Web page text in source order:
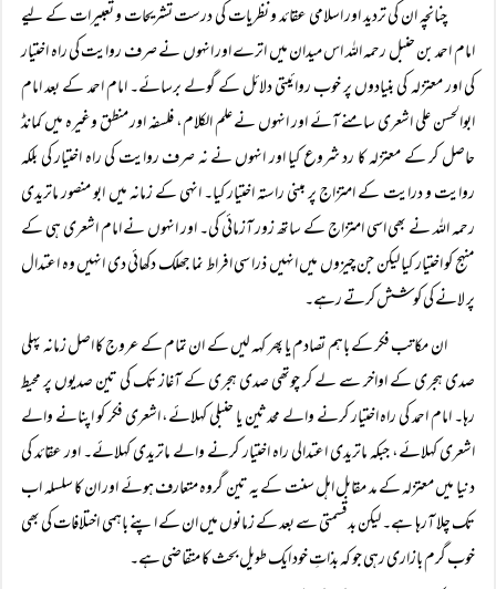
چنانچہ ان کی تردید اور اسلامی عقائد و نظریات کی درست تشریحات و تعبیرات کے لیے
امام احمد بن حنبل رحمہ اللہ اس میدان میں اترے اور انہوں نے صرف روایت کی راہ اختیار
کی اور معتزلہ کی بنیادوں پر خوب روائیتی دلائل کے گولے برسائے۔ امام احمد کے بعد امام
ابوالحسن علی اشعری سامنے آئے اور انہوں نے علم الکلام، فلسفہ اور منطق وغیرہ میں کمانڈ
حاصل کر کے معتزلہ کا رد شروع کیا اور انہوں نے نہ صرف روایت کی راہ اختیار کی بلکہ
روایت و درایت کے امتزاج پر مبنی راستہ اختیار کیا۔ انہی کے زمانہ میں ابو منصور ماتریدی
رحمہ اللہ نے بھی اسی امتزاج کے ساتھ زور آزمائی کی۔ اور انہوں نے امام اشعری ہی کے
منہج کو اختیار کیا لیکن جن چیزوں میں انہیں ذرا سی افراط نما جھلک دکھائی دی انہیں وہ اعتدال
پر لانے کی کوشش کرتے رہے۔
ان مکاتب فکر کے باہم تصادم یا پھر کہہ لیں کے ان تمام کے عروج کا اصل زمانہ پہلی
صدی ہجری کے اواخر سے لے کر چوتھی صدی ہجری کے آغاز تک کی تین صدیوں پر محیط
رہا۔ امام احمد کی راہ اختیار کرنے والے محدثین یا حنبلی کہلائے، اشعری فکر کو اپنانے والے
اشعری کہلائے، جبکہ ماتریدی اعتدالی راہ اختیار کرنے والے ماتریدی کہلائے۔ اور عقائد کی
دنیا میں معتزلہ کے مد مقابل اہل سنت کے یہ تین گروہ متعارف ہوئے اور ان کا سلسلہ اب
تک چلا آرہا ہے۔ لیکن بدقسمتی سے بعد کے زمانوں میں ان کے اپنے باہمی اختلافات کی بھی
خوب گرم بازاری رہی جو کہ بذاتِ خود ایک طویل بحث کا متقاضی ہے۔